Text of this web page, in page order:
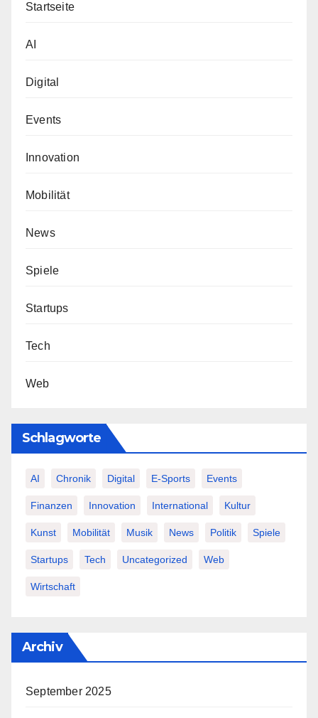
Startseite
AI
Digital
Events
Innovation
Mobilität
News
Spiele
Startups
Tech
Web
Schlagworte
AI Chronik Digital E-Sports Events
Finanzen Innovation International Kultur
Kunst Mobilität Musik News Politik Spiele
Startups Tech Uncategorized Web
Wirtschaft
Archiv
September 2025